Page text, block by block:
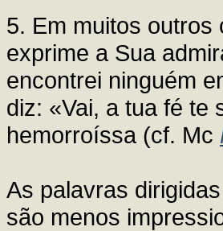
5. Em muitos
exprime a Sua
encontrei ninguém
diz: «Vai, a tua fé te
hemorroíssa (cf. Mc
As palavras
são menos